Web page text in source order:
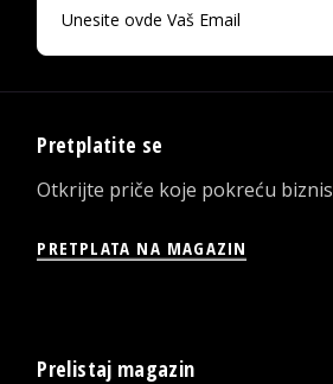
Pretplatite se
Otkrijte priče koje pokreću biznis
PRETPLATA NA MAGAZIN
Prelistaj magazin